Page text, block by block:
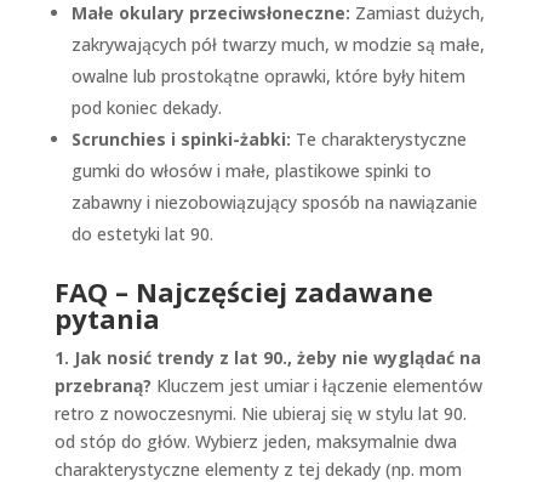
Małe okulary przeciwsłoneczne: Zamiast dużych,
zakrywających pół twarzy much, w modzie są małe,
owalne lub prostokątne oprawki, które były hitem
pod koniec dekady.
Scrunchies i spinki-żabki: Te charakterystyczne
gumki do włosów i małe, plastikowe spinki to
zabawny i niezobowiązujący sposób na nawiązanie
do estetyki lat 90.
FAQ – Najczęściej zadawane
pytania
1. Jak nosić trendy z lat 90., żeby nie wyglądać na
przebraną? Kluczem jest umiar i łączenie elementów
retro z nowoczesnymi. Nie ubieraj się w stylu lat 90.
od stóp do głów. Wybierz jeden, maksymalnie dwa
charakterystyczne elementy z tej dekady (np. mom